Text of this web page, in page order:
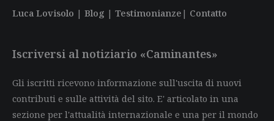
Luca Lovisolo | Blog | Testimonianze | Contatto
Iscriversi al notiziario «Caminantes»
Gli iscritti ricevono informazione sull'uscita di nuovi
contributi e sulle attività del sito. E' articolato in una
sezione per l'attualità internazionale e una per il mondo